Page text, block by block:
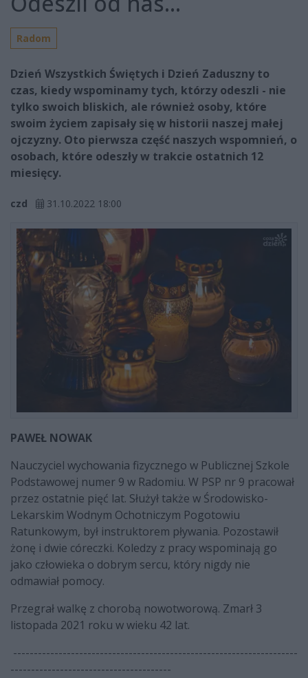
Radom
Dzień Wszystkich Świętych i Dzień Zaduszny to
czas, kiedy wspominamy tych, którzy odeszli - nie
tylko swoich bliskich, ale również osoby, które
swoim życiem zapisały się w historii naszej małej
ojczyzny. Oto pierwsza część naszych wspomnień, o
osobach, które odeszły w trakcie ostatnich 12
miesięcy.
czd 31.10.2022 18:00
PAWEŁ NOWAK
Nauczyciel wychowania fizycznego w Publicznej Szkole
Podstawowej numer 9 w Radomiu. W PSP nr 9 pracował
przez ostatnie pięć lat. Służył także w Środowisko-
Lekarskim Wodnym Ochotniczym Pogotowiu
Ratunkowym, był instruktorem pływania. Pozostawił
żonę i dwie córeczki. Koledzy z pracy wspominają go
jako człowieka o dobrym sercu, który nigdy nie
odmawiał pomocy.
Przegrał walkę z chorobą nowotworową. Zmarł 3
listopada 2021 roku w wieku 42 lat.
---------------------------------------------------------------------
---------------------------------------